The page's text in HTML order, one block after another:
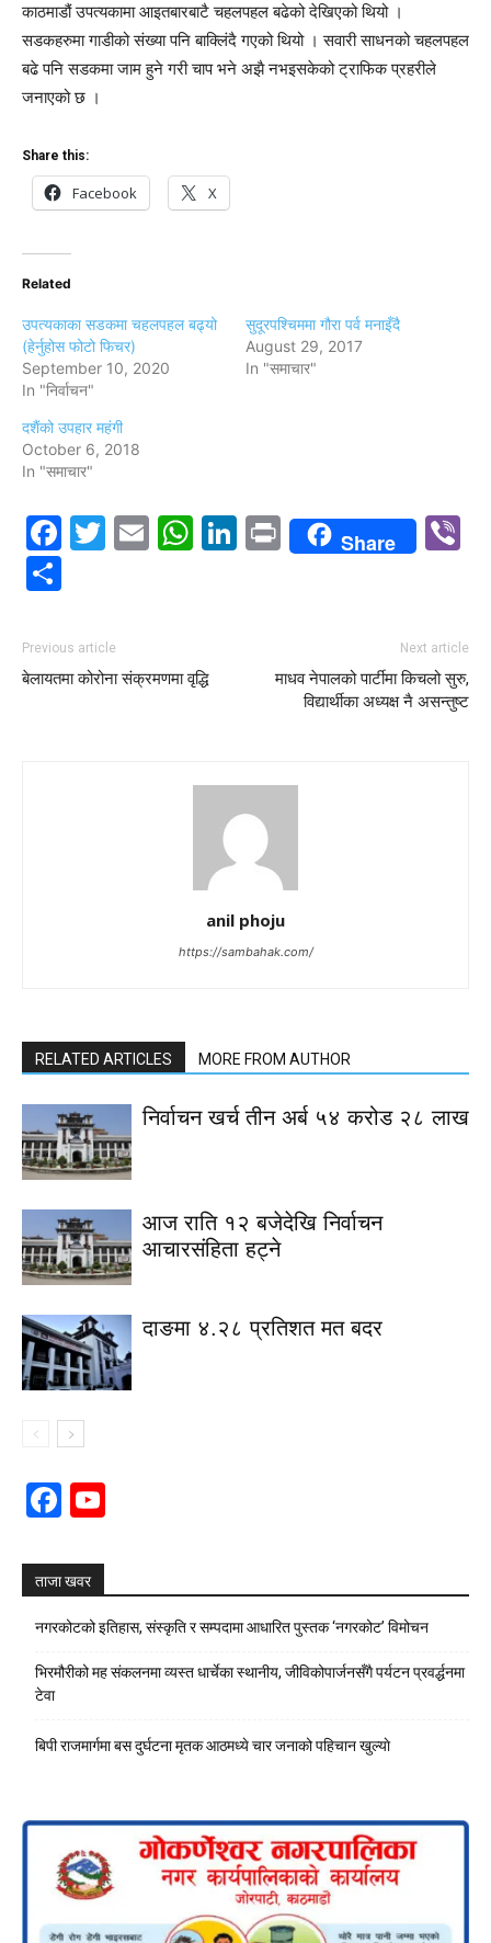
काठमाडौं उपत्यकामा आइतबारबाटै चहलपहल बढेको देखिएको थियो ।
सडकहरुमा गाडीको संख्या पनि बाक्लिंदै गएको थियो । सवारी साधनको चहलपहल
बढे पनि सडकमा जाम हुने गरी चाप भने अझै नभइसकेको ट्राफिक प्रहरीले
जनाएको छ ।
Share this:
Facebook X
Related
उपत्यकाका सडकमा चहलपहल बढ्यो
(हेर्नुहोस फोटो फिचर)
September 10, 2020
In "निर्वाचन"
सुदूरपश्चिममा गौरा पर्व मनाइँदै
August 29, 2017
In "समाचार"
दशैंको उपहार महंगी
October 6, 2018
In "समाचार"
Facebook
Twitter
EmailWhatsApp
LinkedIn
PrintShare
Previous article
बेलायतमा कोरोना संक्रमणमा वृद्धि
Next article
माधव नेपालको पार्टीमा किचलो सुरु,
विद्यार्थीका अध्यक्ष नै असन्तुष्ट
anil phoju
https://sambahak.com/
RELATED ARTICLES MORE FROM AUTHOR
निर्वाचन खर्च तीन अर्ब ५४ करोड २८ लाख
आज राति १२ बजेदेखि निर्वाचन
आचारसंहिता हट्ने
दाङमा ४.२८ प्रतिशत मत बदर
Facebook
ताजा खवर
नगरकोटको इतिहास, संस्कृति र सम्पदामा आधारित पुस्तक ‘नगरकोट’ विमोचन
भिरमौरीको मह संकलनमा व्यस्त धार्चेका स्थानीय, जीविकोपार्जनसँगै पर्यटन प्रवर्द्धनमा
टेवा
बिपी राजमार्गमा बस दुर्घटना मृतक आठमध्ये चार जनाको पहिचान खुल्याे